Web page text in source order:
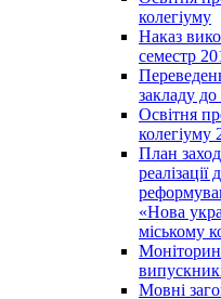
колегіуму
Наказ
семестр
закладу
Освітня
колегіуму
План
«Нова
міському
Мовні